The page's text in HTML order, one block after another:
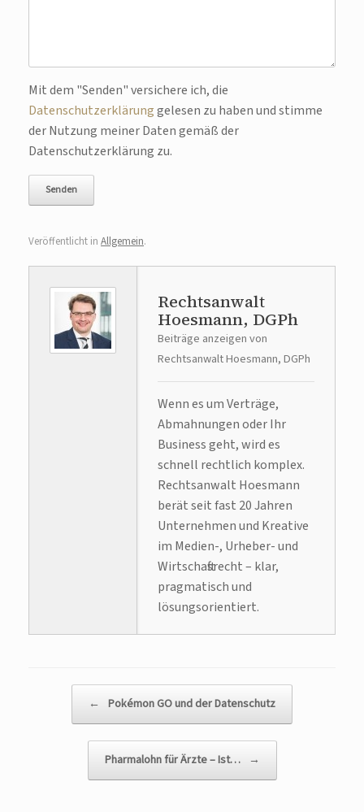
Bitte lasse dieses Feld leer.
Mit dem "Senden" versichere ich, die
Datenschutzerklärunggelesen zu haben und stimme
der Nutzung meiner Daten gemäß der
Datenschutzerklärung zu.
Veröffentlicht in Allgemein.
Rechtsanwalt
Hoesmann, DGPh
Beiträge anzeigen von
Rechtsanwalt Hoesmann, DGPh
Wenn es um Verträge,
Abmahnungen oder Ihr
Business geht, wird es
schnell rechtlich komplex.
Rechtsanwalt Hoesmann
berät seit fast 20 Jahren
Unternehmen und Kreative
im Medien-, Urheber- und
Wirtschaftsrecht – klar,
pragmatisch und
lösungsorientiert.
← Pokémon GO und der Datenschutz
Pharmalohn für Ärzte – Ist… →